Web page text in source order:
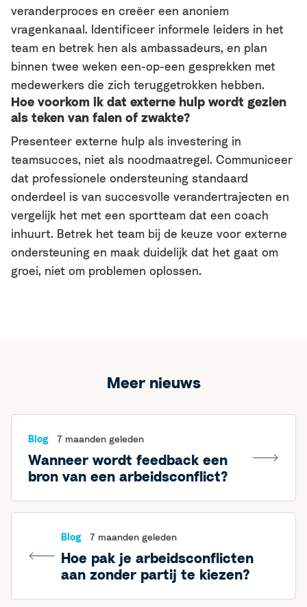
veranderproces en creëer een anoniem
vragenkanaal. Identificeer informele leiders in het
team en betrek hen als ambassadeurs, en plan
binnen twee weken een-op-een gesprekken met
medewerkers die zich teruggetrokken hebben.
Hoe voorkom ik dat externe hulp wordt gezien
als teken van falen of zwakte?
Presenteer externe hulp als investering in
teamsucces, niet als noodmaatregel. Communiceer
dat professionele ondersteuning standaard
onderdeel is van succesvolle verandertrajecten en
vergelijk het met een sportteam dat een coach
inhuurt. Betrek het team bij de keuze voor externe
ondersteuning en maak duidelijk dat het gaat om
groei, niet om problemen oplossen.
Meer nieuws
Blog 7 maanden geleden
Wanneer wordt feedback een
bron van een arbeidsconflict?
Blog 7 maanden geleden
Hoe pak je arbeidsconflicten
aan zonder partij te kiezen?